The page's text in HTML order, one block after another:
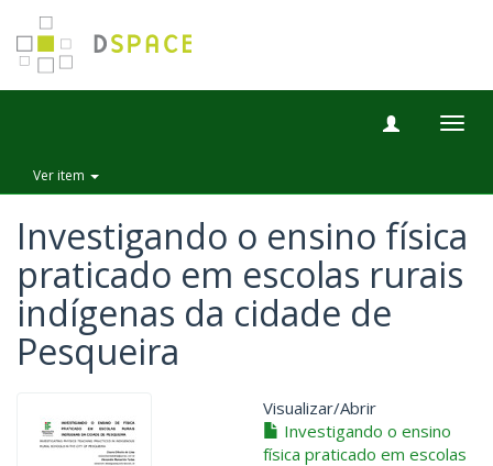
Ver item
Investigando o ensino física
praticado em escolas rurais
indígenas da cidade de
Pesqueira
Visualizar/Abrir
Investigando o ensino
física praticado em escolas